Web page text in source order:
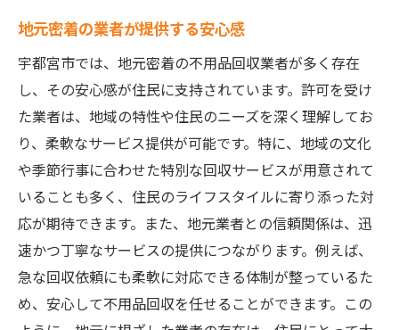
地元密着の業者が提供する安心感
宇都宮市では、地元密着の不用品回収業者が多く存在
し、その安心感が住民に支持されています。許可を受け
た業者は、地域の特性や住民のニーズを深く理解してお
り、柔軟なサービス提供が可能です。特に、地域の文化
や季節行事に合わせた特別な回収サービスが用意されて
いることも多く、住民のライフスタイルに寄り添った対
応が期待できます。また、地元業者との信頼関係は、迅
速かつ丁寧なサービスの提供につながります。例えば、
急な回収依頼にも柔軟に対応できる体制が整っているた
め、安心して不用品回収を任せることができます。この